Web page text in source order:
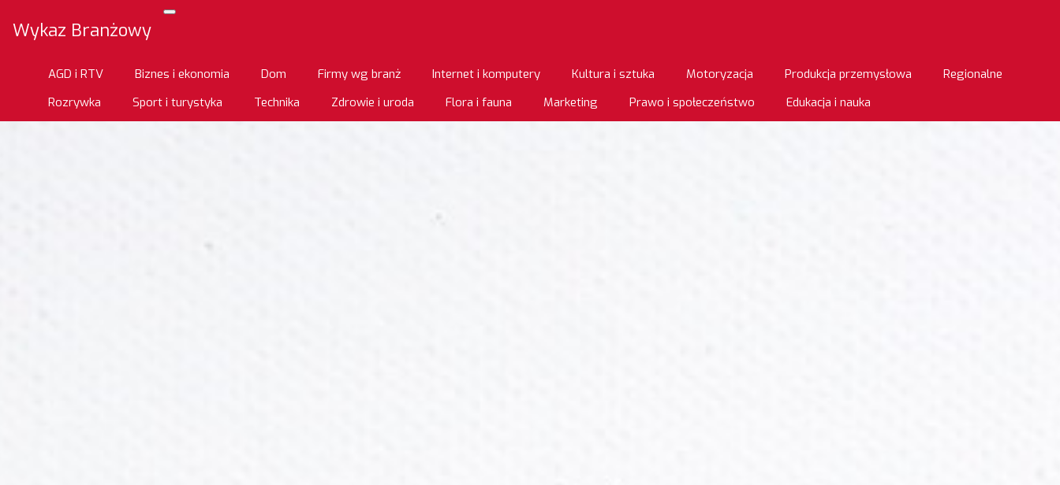
Wykaz Branżowy
AGD i RTV Biznes i ekonomia Dom Firmy wg branż Internet i komputery Kultura i sztuka Motoryzacja Produkcja przemysłowa
Regionalne
Rozrywka
Sport i turystyka Technika Zdrowie i uroda Flora i fauna Marketing Prawo i społeczeństwo Edukacja i nauka